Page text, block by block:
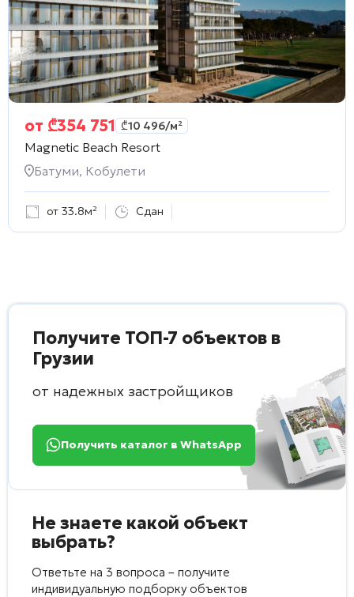
от ₾354 751 ₾10 496/м²
Magnetic Beach Resort
Батуми, Кобулети
от 33.8м² Сдан
Получите ТОП-7 объектов в
Грузии
от надежных застройщиков
Получить каталог в WhatsApp
Не знаете какой объект
выбрать?
Ответьте на 3 вопроса – получите
индивидуальную подборку объектов